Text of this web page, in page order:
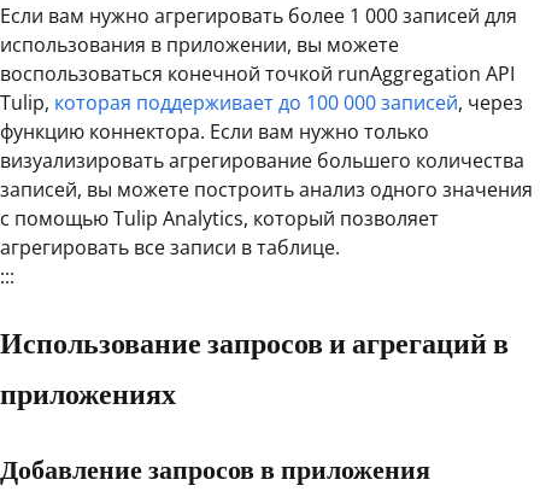
Если вам нужно агрегировать более 1 000 записей для
использования в приложении, вы можете
воспользоваться конечной точкой runAggregation API
Tulip, которая поддерживает до 100 000 записей, через
функцию коннектора. Если вам нужно только
визуализировать агрегирование большего количества
записей, вы можете построить анализ одного значения
с помощью Tulip Analytics, который позволяет
агрегировать все записи в таблице.
:::
Использование запросов и агрегаций в
приложениях
Добавление запросов в приложения